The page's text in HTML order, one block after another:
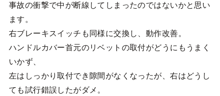
事故の衝撃で中が断線してしまったのではないかと思い
ます。
右ブレーキスイッチも同様に交換し、動作改善。
ハンドルカバー首元のリベットの取付がどうにもうまく
いかず、
左はしっかり取付でき隙間がなくなったが、右はどうし
ても試行錯誤したがダメ。